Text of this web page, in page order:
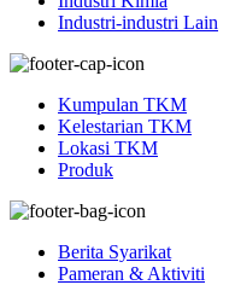
Industri-industri Lain
Kumpulan TKM
Kelestarian TKM
Lokasi TKM
Produk
Berita Syarikat
Pameran & Aktiviti